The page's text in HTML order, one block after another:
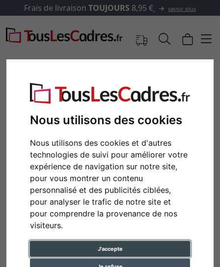
Nous utilisons des cookies
Nous utilisons des cookies et d'autres
technologies de suivi pour améliorer votre
expérience de navigation sur notre site,
pour vous montrer un contenu
personnalisé et des publicités ciblées,
pour analyser le trafic de notre site et
pour comprendre la provenance de nos
visiteurs.
J'accepte
Frais de livraison TOUJOURS 8,95 € savoir plus